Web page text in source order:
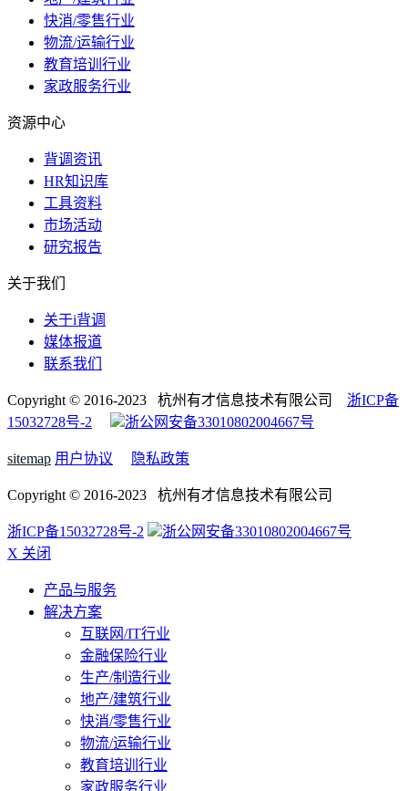
快消/零售行业
物流/运输行业
教育培训行业
家政服务行业
资源中心
背调资讯
HR知识库
工具资料
市场活动
研究报告
关于我们
关于i背调
媒体报道
联系我们
Copyright © 2016-2023 杭州有才信息技术有限公司 浙ICP备
15032728号-2
浙公网安备33010802004667号
sitemap 用户协议 隐私政策
Copyright © 2016-2023 杭州有才信息技术有限公司
浙ICP备15032728号-2
浙公网安备33010802004667号
X 关闭
产品与服务
解决方案
互联网/IT行业
金融保险行业
生产/制造行业
地产/建筑行业
快消/零售行业
物流/运输行业
教育培训行业
家政服务行业